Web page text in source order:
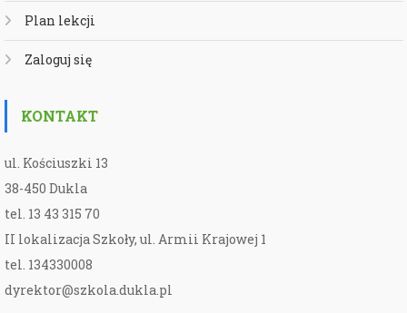
Plan lekcji
Zaloguj się
KONTAKT
ul. Kościuszki 13
38-450 Dukla
tel. 13 43 315 70
II lokalizacja Szkoły, ul. Armii Krajowej 1
tel. 134330008
dyrektor@szkola.dukla.pl